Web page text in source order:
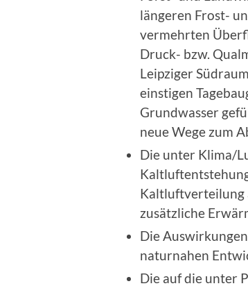
längeren Frost-
vermehrten
Druck- bzw.
Leipziger
einstigen
Grundwasser
neue Wege zum
Die unter Klima/
Kaltluftverteilung
zusätzliche
Die
naturnahen
Die auf die unter